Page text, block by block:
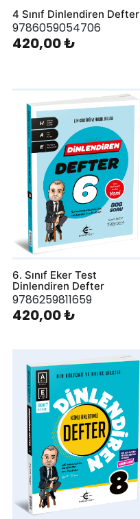
4 Sınıf Dinlendiren Defter
9786059054706
420,00 ₺
6. Sınıf Eker Test
Dinlendiren Defter
9786259811659
420,00 ₺